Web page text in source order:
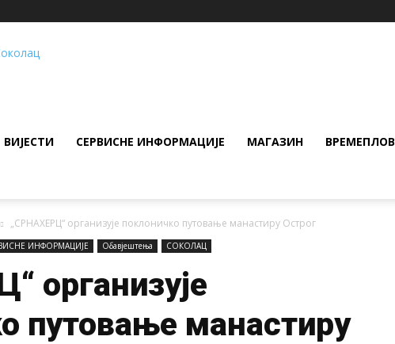
ВИЈЕСТИ СЕРВИСНЕ ИНФОРМАЦИЈЕ МАГАЗИН ВРЕМЕПЛОВ
„СРНАХЕРЦ“ организује поклоничко путовање манастиру Острог
ИНФОРМАЦИЈЕ Обавјештења СОКОЛАЦ
организује
путовање манастиру